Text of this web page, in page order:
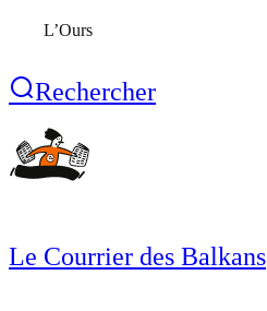
L’Ours
Rechercher
Le Courrier des Balkans